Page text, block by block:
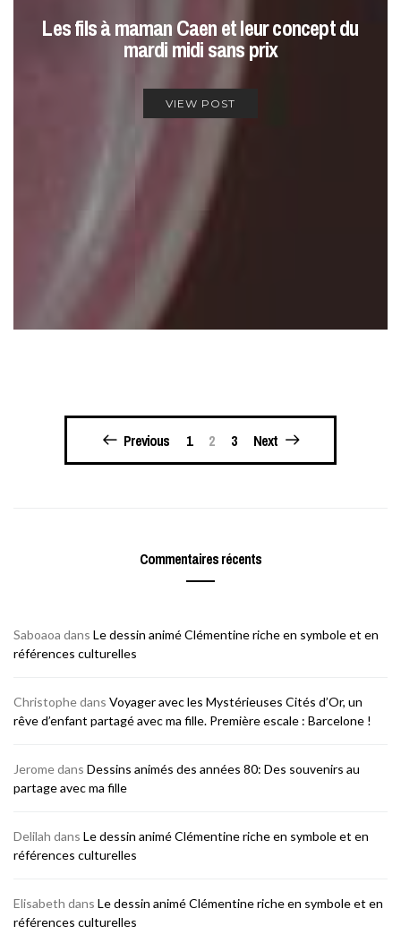
Les fils à maman Caen et leur concept du
mardi midi sans prix
VIEW POST
Pagination
publications
Previous 1 2 3 Next
Commentaires récents
Saboaoa dans Le dessin animé Clémentine riche en symbole et en
références culturelles
Christophedans Voyager avec les Mystérieuses Cités d’Or, un
rêve d’enfant partagé avec ma fille. Première escale : Barcelone !
Jeromedans Dessins animés des années 80: Des souvenirs au
partage avec ma fille
Delilah dans Le dessin animé Clémentine riche en symbole et en
références culturelles
Elisabeth dans Le dessin animé Clémentine riche en symbole et en
références culturelles